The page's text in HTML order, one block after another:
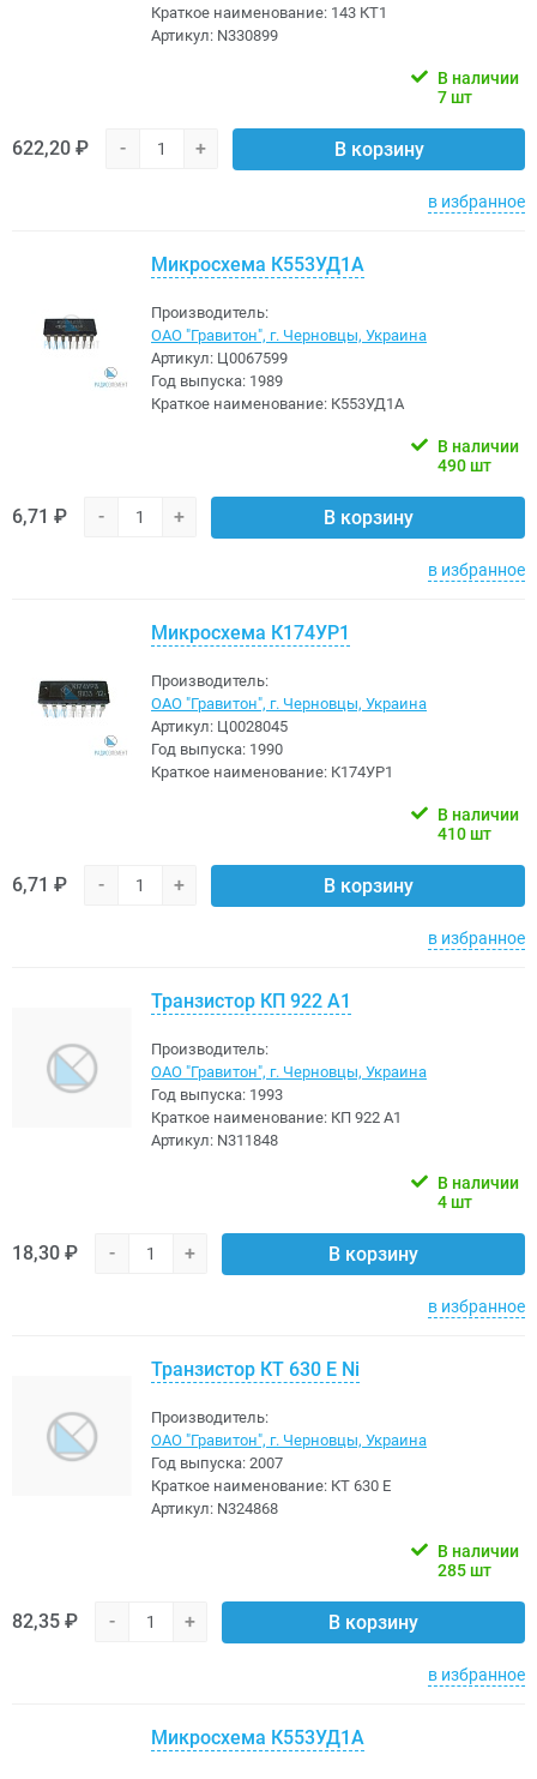
Краткое наименование: 143 КТ1
Артикул: N330899
В наличии
7 шт
622,20 ₽ - + В корзину
в избранное
Микросхема К553УД1А
Производитель:
ОАО "Гравитон", г. Черновцы, Украина
Артикул: Ц0067599
Год выпуска: 1989
Краткое наименование: К553УД1А
В наличии
490 шт
6,71 ₽ - + В корзину
в избранное
Микросхема К174УР1
Производитель:
ОАО "Гравитон", г. Черновцы, Украина
Артикул: Ц0028045
Год выпуска: 1990
Краткое наименование: К174УР1
В наличии
410 шт
6,71 ₽ - + В корзину
в избранное
Транзистор КП 922 А1
Производитель:
ОАО "Гравитон", г. Черновцы, Украина
Год выпуска: 1993
Краткое наименование: КП 922 А1
Артикул: N311848
В наличии
4 шт
18,30 ₽ - + В корзину
в избранное
Транзистор КТ 630 Е Ni
Производитель:
ОАО "Гравитон", г. Черновцы, Украина
Год выпуска: 2007
Краткое наименование: КТ 630 Е
Артикул: N324868
В наличии
285 шт
82,35 ₽ - + В корзину
в избранное
Микросхема К553УД1А